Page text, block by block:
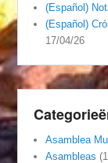
(Español)
(Español)
17/04/26
Asamblea
Asambleas